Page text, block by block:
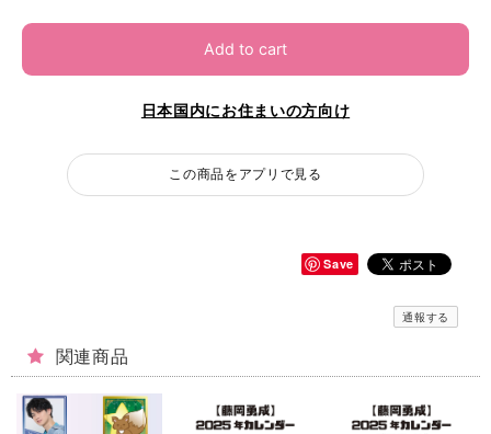
Add to cart
日本国内にお住まいの方向け
この商品をアプリで見る
Save
通報する
関連商品